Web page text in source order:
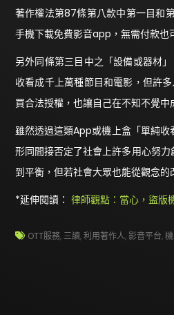
著作權法第87條第八款中第一目和
手機下載免費影音app，無需付款也
另外同條第三目中之「設備或器材
收看成千上萬種節目和電影，但許
買合法授權，也讓自己在不知不覺中
雖然透過這類App或機上盒「單純
形同間接否定了社會上許多用心努
到平衡，但若社會大眾也能從觀念
*延伸閱讀： 律師觀點：當心，盜版
OTT服務, 三讀,利用著作人, 影音平台,